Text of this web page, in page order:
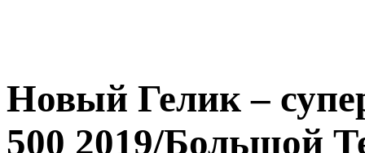
Новый Гелик –
500 2019/Большой